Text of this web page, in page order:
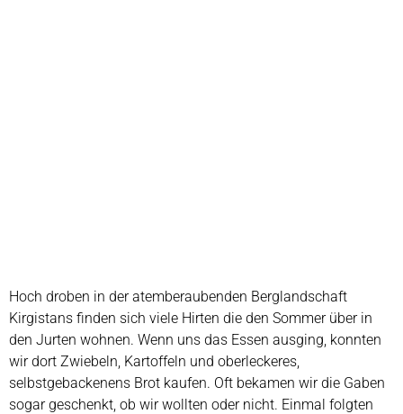
Hoch droben in der atemberaubenden Berglandschaft
Kirgistans finden sich viele Hirten die den Sommer über in
den Jurten wohnen. Wenn uns das Essen ausging, konnten
wir dort Zwiebeln, Kartoffeln und oberleckeres,
selbstgebackenens Brot kaufen. Oft bekamen wir die Gaben
sogar geschenkt, ob wir wollten oder nicht. Einmal folgten